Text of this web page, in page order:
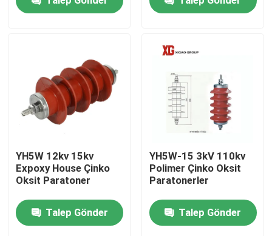
Hakkımızda
Kalite kontrol
Bizimle iletişime geçin
YH5W 12kv 15kv
Expoxy House Çinko
Oksit Paratoner
Talep Gönder
YH5W-15 3kV 110kv
Polimer Çinko Oksit
Paratonerler
Talep Gönder